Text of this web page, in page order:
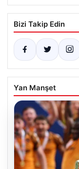
Bizi Takip Edin
Yan Manşet